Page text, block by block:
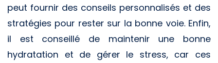
peut fournir des conseils personnalisés et des
stratégies pour rester sur la bonne voie. Enfin,
il est conseillé de maintenir une bonne
hydratation et de gérer le stress, car ces